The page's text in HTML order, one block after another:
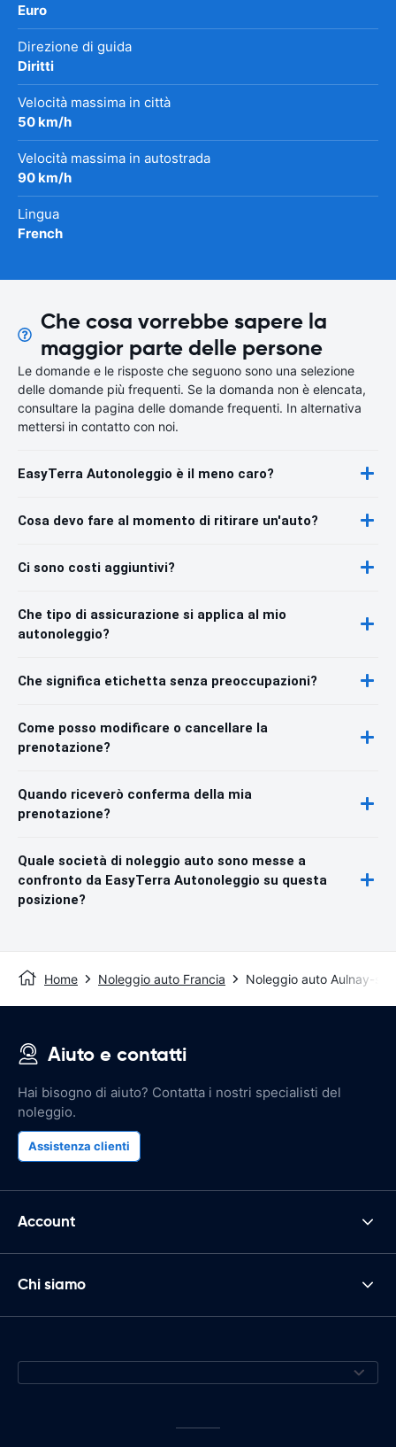
Euro
Direzione di guida
Diritti
Velocità massima in città
50 km/h
Velocità massima in autostrada
90 km/h
Lingua
French
Che cosa vorrebbe sapere la
maggior parte delle persone
Le domande e le risposte che seguono sono una selezione
delle domande più frequenti. Se la domanda non è elencata,
consultare la pagina delle domande frequenti. In alternativa
mettersi in contatto con noi.
EasyTerra Autonoleggio è il meno caro?
Cosa devo fare al momento di ritirare un'auto?
Ci sono costi aggiuntivi?
Che tipo di assicurazione si applica al mio
autonoleggio?
Che significa etichetta senza preoccupazioni?
Come posso modificare o cancellare la
prenotazione?
Quando riceverò conferma della mia
prenotazione?
Quale società di noleggio auto sono messe a
confronto da EasyTerra Autonoleggio su questa
posizione?
Home Noleggio auto Francia Noleggio auto Aulnay-
Aiuto e contatti
Hai bisogno di aiuto? Contatta i nostri specialisti del
noleggio.
Assistenza clienti
Account
Chi siamo